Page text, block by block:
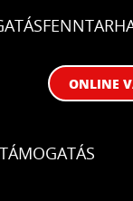
ONLINE
TÁMOGATÁS